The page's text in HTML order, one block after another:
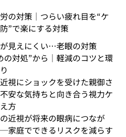
の対策｜つらい疲れ目を“ケ
”で楽にする対策
見えにくい…老眼の対策
の対処”から｜軽減のコツと環
視にショックを受けた親御さ
安な気持ちと向き合う視力ケ
方
近視が将来の眼病につなが
家庭でできるリスクを減らす